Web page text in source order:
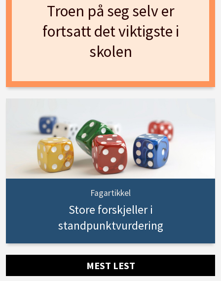
Troen på seg selv er
fortsatt det viktigste i
skolen
Fagartikkel
Store forskjeller i
standpunktvurdering
MEST LEST